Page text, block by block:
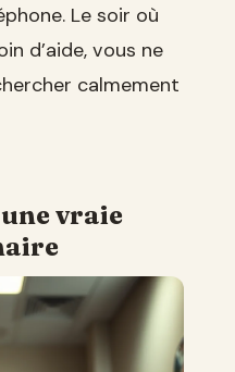
Le soir où
d’aide, vous ne
calmement
vraie